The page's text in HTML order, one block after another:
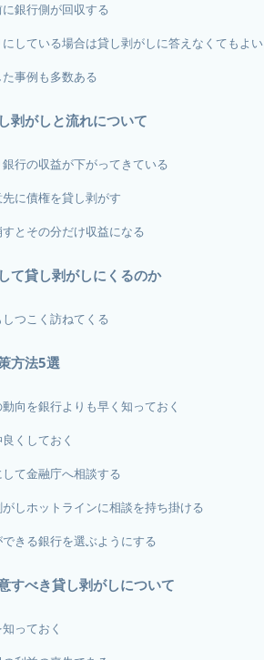
銀行側が回収する
している場合は貸し剥がしに答えなくてもよい
事例も多数ある
剥がしと流れについて
行の収益が下がってきている
に債権を貸し剥がす
とその分だけ収益になる
て貸し剥がしにくるのか
つこく訪ねてくる
方法5選
向を銀行よりも早く知っておく
くしておく
て金融庁へ相談する
しホットラインに相談を持ち掛ける
きる銀行を選ぶようにする
すべき貸し剥がしについて
っておく